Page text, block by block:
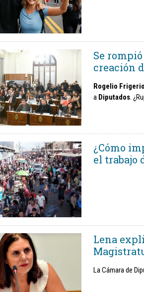
Se
creación
Rogelio Frigerio
a Diputados.
¿Cómo
el trabajo
Lena
La Cámara de